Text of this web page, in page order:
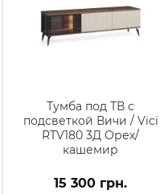
Тумба под ТВ с
подсветкой Вичи / Vici
RTV180 3Д Орех/
кашемир
15 300 грн.